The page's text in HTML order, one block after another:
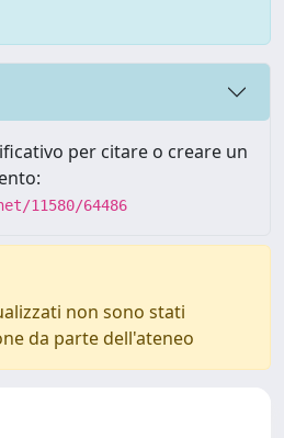
per citare o creare un
11580/64486
non sono stati
da parte dell'ateneo